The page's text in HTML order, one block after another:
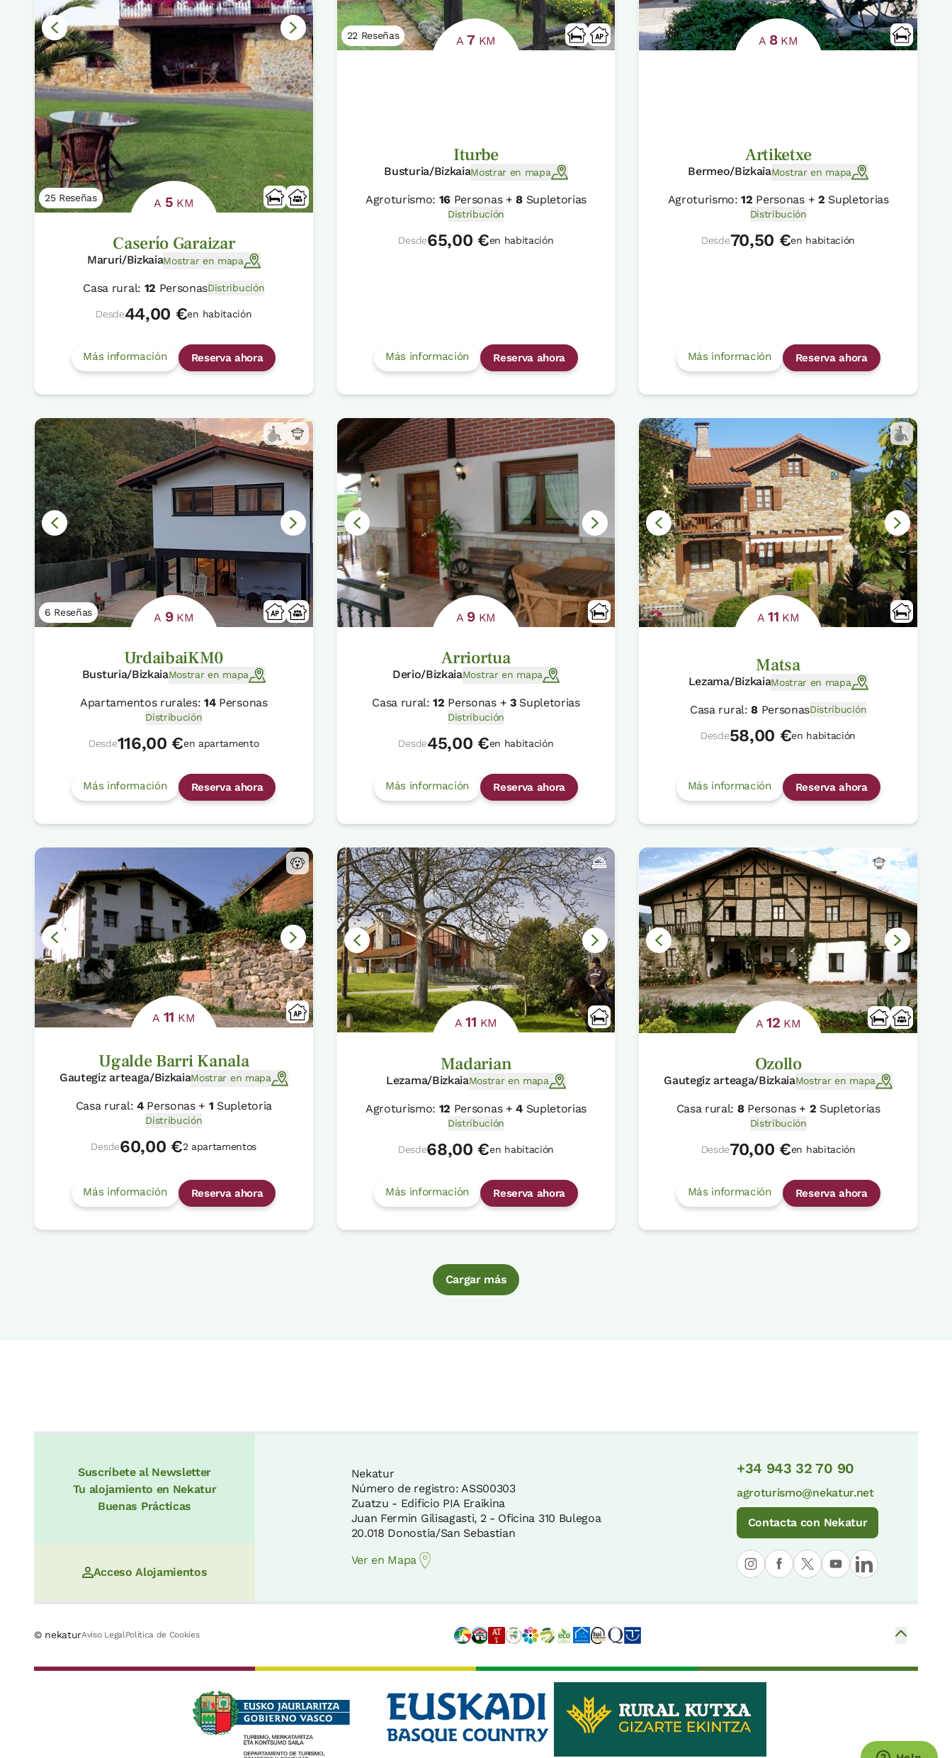
25 Reseñas A 5 KM
Caserío Garaizar
Maruri/BizkaiaMostrar en mapa
Casa rural: 12 PersonasDistribución
Desde44,00 €en habitación
Más información Reserva ahora
22 Reseñas A7KM
Iturbe
Busturia/BizkaiaMostrar en mapa
Agroturismo: 16 Personas +8Supletorias
Distribución
Desde65,00 €en habitación
Más información Reserva ahora
A 8KM
Artiketxe
Bermeo/BizkaiaMostrar en mapa
Agroturismo:12 Personas + 2 Supletorias
Distribución
Desde70,50 €en habitación
Más información Reserva ahora
6 Reseñas A 9KM
UrdaibaiKM0
Busturia/BizkaiaMostrar en mapa
Apartamentos rurales:14Personas
Distribución
Desde116,00 €en apartamento
Más información Reserva ahora
A 9KM
Arriortua
Derio/BizkaiaMostrar en mapa
Casa rural:12 Personas + 3Supletorias
Distribución
Desde45,00 €en habitación
Más información Reserva ahora
A11 KM
Matsa
Lezama/BizkaiaMostrar en mapa
Casa rural:8PersonasDistribución
Desde58,00 €en habitación
Más información Reserva ahora
A 11 KM
Ugalde Barri Kanala
Gautegiz arteaga/BizkaiaMostrar en mapa
Casa rural: 4Personas + 1 Supletoria
Distribución
Desde60,00 €2 apartamentos
Más información Reserva ahora
A11 KM
Madarian
Lezama/BizkaiaMostrar en mapa
Agroturismo: 12 Personas +4Supletorias
Distribución
Desde68,00 €en habitación
Más información Reserva ahora
A12 KM
Ozollo
Gautegiz arteaga/BizkaiaMostrar en mapa
Casa rural: 8Personas + 2 Supletorias
Distribución
Desde70,00 €en habitación
Más información Reserva ahora
Cargar más
Suscríbete al Newsletter
Tu alojamiento en Nekatur
Buenas Prácticas
Acceso Alojamientos
Nekatur
Número de registro: ASS00303
Zuatzu - Edificio PIA Eraikina
Juan Fermin Gilisagasti, 2 - Oficina 310 Bulegoa
20.018 Donostia/San Sebastian
Ver en Mapa
+34 943 32 70 90
agroturismo@nekatur.net
Contacta con Nekatur
© nekaturAviso LegalPolítica de Cookies